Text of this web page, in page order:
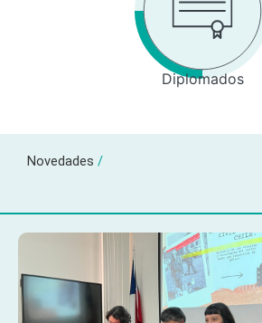
Diplomados
Novedades /